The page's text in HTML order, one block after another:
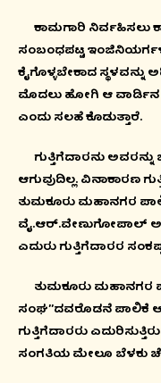
ಕಾಮಗಾರಿ ನಿರ್ವಹಿಸಲು
ಸಂಬಂಧಪಟ್ಟ
ಕೈಗೊಳ್ಳಬೇಕಾದ
ಮೊದಲು ಹೋಗಿ ಆ ವಾರ್ಡಿನ
ಎಂದು ಸಲಹೆ ಕೊಡುತ್ತಾರೆ.
ಗುತ್ತಿಗೆದಾರನು
ಆಗುವುದಿಲ್ಲ. ವಿನಾಕಾರಣ
ತುಮಕೂರು ಮಹಾನಗರ
ವೈ.ಆರ್.ವೇಣುಗೋಪಾಲ್
ಎದುರು ಗುತ್ತಿಗೆದಾರರ
ತುಮಕೂರು ಮಹಾನಗರ
ಸಂಘ’’ದವರೊಡನೆ ಪಾಲಿಕೆ
ಗುತ್ತಿಗೆದಾರರು
ಸಂಗತಿಯ ಮೇಲೂ ಬೆಳಕು